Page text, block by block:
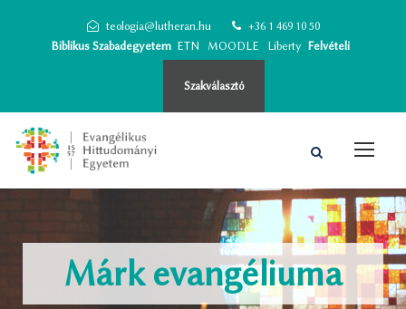
teologia@lutheran.hu
+36 1 469 10 50
Biblikus Szabadegyetem ETN MOODLE Liberty Felvételi
Szakválasztó
Márk evangéliuma